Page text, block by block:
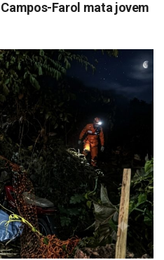
Farol mata jovem